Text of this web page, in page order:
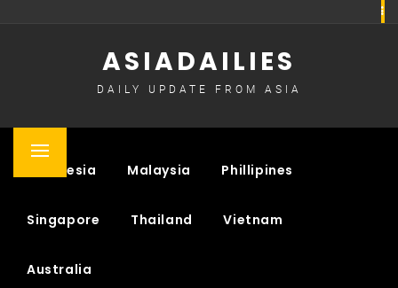
ASIADAILIES
DAILY UPDATE FROM ASIA
Primary
Indonesia Malaysia Phillipines
Singapore Thailand Vietnam
Australia